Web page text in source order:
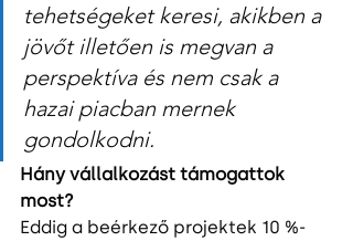
tehetségeket keresi, akikben a
jövőt illetően is megvan a
perspektíva és nem csak a
hazai piacban mernek
gondolkodni.
Hány vállalkozást támogattok
most?
Eddig a beérkező projektek 10 %-